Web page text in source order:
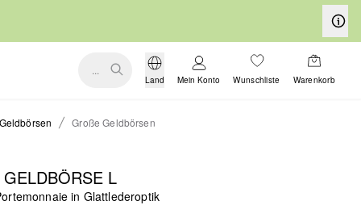
...
Land Mein Konto Wunschliste Warenkorb
Geldbörsen Große Geldbörsen
GELDBÖRSE L
in Glattlederoptik